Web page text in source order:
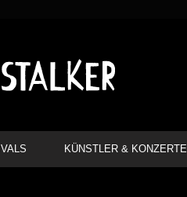
KÜNSTLER & KONZERTE